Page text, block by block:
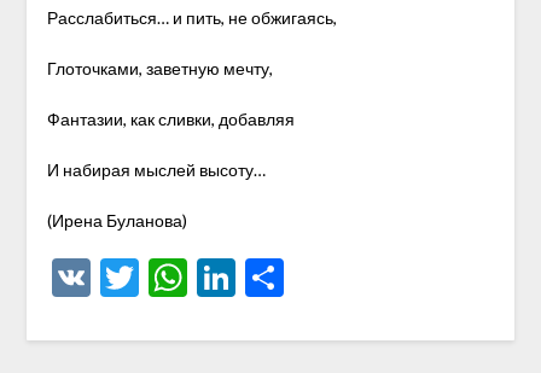
Расслабиться… и пить, не обжигаясь,
Глоточками, заветную мечту,
Фантазии, как сливки, добавляя
И набирая мыслей высоту…
(Ирена Буланова)
VKTwitter
WhatsApp
LinkedIn
Отправить